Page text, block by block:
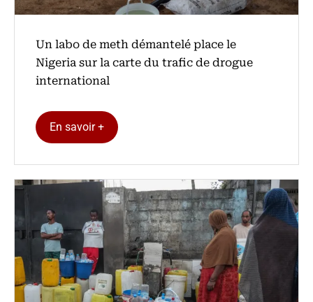
Un labo de meth démantelé place le
Nigeria sur la carte du trafic de drogue
international
En savoir +